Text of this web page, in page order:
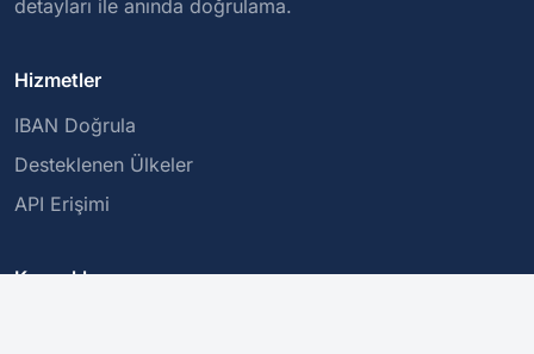
detayları ile anında doğrulama.
Hizmetler
IBAN Doğrula
Desteklenen Ülkeler
API Erişimi
Kaynaklar